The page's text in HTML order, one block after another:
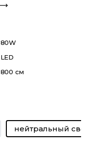
80W
LED
800 см
нейтральный свет